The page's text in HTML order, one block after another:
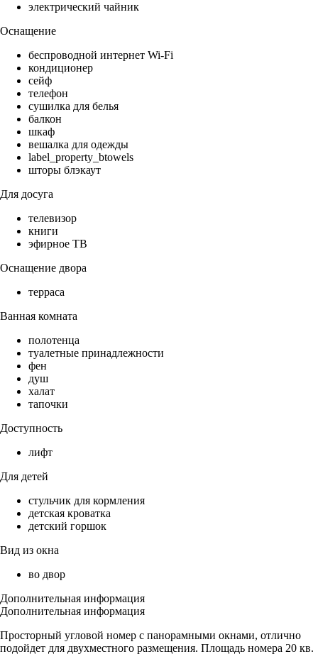
электрический чайник
Оснащение
беспроводной интернет Wi-Fi
кондиционер
сейф
телефон
сушилка для белья
балкон
шкаф
вешалка для одежды
label_property_btowels
шторы блэкаут
Для досуга
телевизор
книги
эфирное ТВ
Оснащение двора
терраса
Ванная комната
полотенца
туалетные принадлежности
фен
душ
халат
тапочки
Доступность
лифт
Для детей
стульчик для кормления
детская кроватка
детский горшок
Вид из окна
во двор
Дополнительная информация
Дополнительная информация
Просторный угловой номер с панорамными окнами, отлично
подойдет для двухместного размещения. Площадь номера 20 кв.